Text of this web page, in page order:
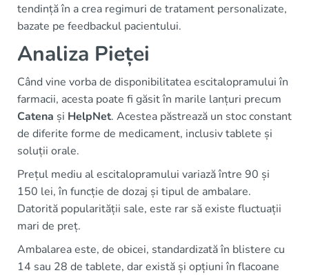
tendință în a crea regimuri de tratament personalizate,
bazate pe feedbackul pacientului.
Analiza Pieței
Când vine vorba de disponibilitatea escitalopramului în
farmacii, acesta poate fi găsit în marile lanțuri precum
Catena și HelpNet. Acestea păstrează un stoc constant
de diferite forme de medicament, inclusiv tablete și
soluții orale.
Prețul mediu al escitalopramului variază între 90 și
150 lei, în funcție de dozaj și tipul de ambalare.
Datorită popularității sale, este rar să existe fluctuații
mari de preț.
Ambalarea este, de obicei, standardizată în blistere cu
14 sau 28 de tablete, dar există și opțiuni în flacoane